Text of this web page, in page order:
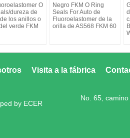
O
dureza de
los anillos o
verde FKM
Negro FKM O Ring
Seals For Auto de
Fluoroelastomer de la
orilla de AS568 FKM 60
Visita a la fábrica
by ECER
No. 65,